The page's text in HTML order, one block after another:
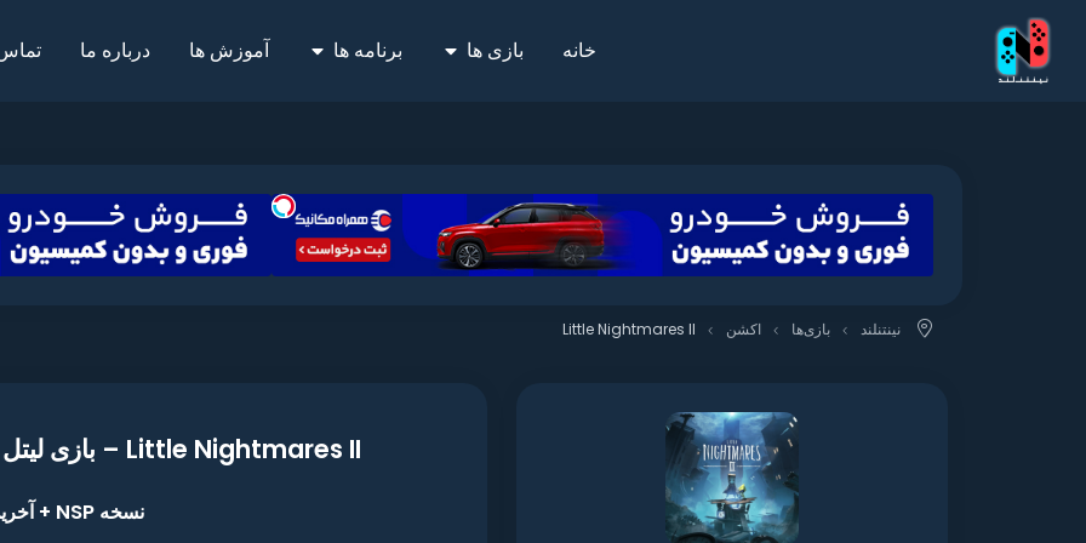
خانه بازی ها برنامه ها آموزش ها درباره ما
نینتنلند بازی‌ها اکشن Little Nightmares II
Little Nightmares II – بازی لیتل نایتمر 2 برای نینتندو سوییچ
نسخه NSP + آخرین آپدیت